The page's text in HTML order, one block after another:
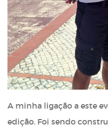
A minha ligação a este
edição. Foi sendo